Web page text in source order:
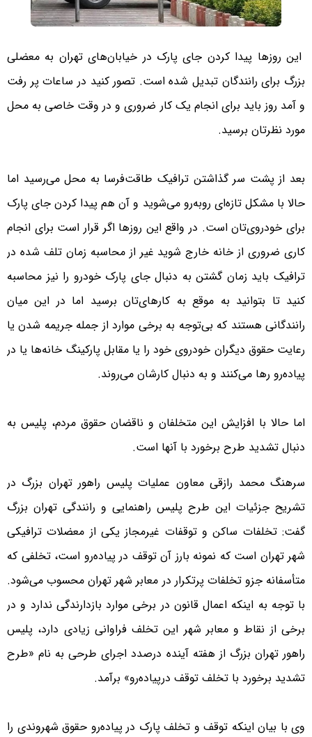
این روزها پیدا کردن جای پارک در خیابان‌های تهران به معضلی
بزرگ برای رانندگان تبدیل شده است. تصور کنید در ساعات پر رفت
و آمد روز باید برای انجام یک کار ضروری و در وقت خاصی به محل
مورد نظرتان برسید.
بعد از پشت سر گذاشتن ترافیک طاقت‌فرسا به محل می‌رسید اما
حالا با مشکل تازه‌ای روبه‌رو می‌شوید و آن هم پیدا کردن جای پارک
برای خودروی‌تان است. در واقع این روزها اگر قرار است برای انجام
کاری ضروری از خانه خارج شوید غیر از محاسبه زمان تلف شده در
ترافیک باید زمان گشتن به دنبال جای پارک خودرو را نیز محاسبه
کنید تا بتوانید به موقع به کارهای‌تان برسید اما در این میان
رانندگانی هستند که بی‌توجه به برخی موارد از جمله جریمه شدن یا
رعایت حقوق دیگران خودروی خود را یا مقابل پارکینگ خانه‌ها یا در
پیاده‌رو رها می‌کنند و به دنبال کارشان می‌روند.
اما حالا با افزایش این متخلفان و ناقضان حقوق مردم، پلیس به
دنبال تشدید طرح برخورد با آنها است.
سرهنگ محمد رازقی معاون عملیات پلیس راهور تهران بزرگ در
تشریح جزئیات این طرح پلیس راهنمایی و رانندگی تهران بزرگ
گفت: تخلفات ساکن و توقفات غیرمجاز یکی از معضلات ترافیکی
شهر تهران است که نمونه بارز آن توقف در پیاده‌رو است، تخلفی که
متأسفانه جزو تخلفات پرتکرار در معابر شهر تهران محسوب می‌شود.
با توجه به اینکه اعمال قانون در برخی موارد بازدارندگی ندارد و در
برخی از نقاط و معابر شهر این تخلف فراوانی زیادی دارد، پلیس
راهور تهران بزرگ از هفته آینده درصدد اجرای طرحی به نام «طرح
تشدید برخورد با تخلف توقف درپیاده‌رو» برآمد.
وی با بیان اینکه توقف و تخلف پارک در پیاده‌رو حقوق شهروندی را